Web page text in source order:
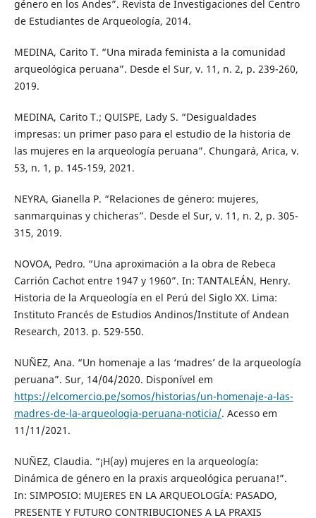
género en los Andes”. Revista de Investigaciones del Centro
de Estudiantes de Arqueología, 2014.
MEDINA, Carito T. “Una mirada feminista a la comunidad
arqueológica peruana”. Desde el Sur, v. 11, n. 2, p. 239-260,
2019.
MEDINA, Carito T.; QUISPE, Lady S. “Desigualdades
impresas: un primer paso para el estudio de la historia de
las mujeres en la arqueología peruana”. Chungará, Arica, v.
53, n. 1, p. 145-159, 2021.
NEYRA, Gianella P. “Relaciones de género: mujeres,
sanmarquinas y chicheras”. Desde el Sur, v. 11, n. 2, p. 305-
315, 2019.
NOVOA, Pedro. “Una aproximación a la obra de Rebeca
Carrión Cachot entre 1947 y 1960”. In: TANTALEÁN, Henry.
Historia de la Arqueología en el Perú del Siglo XX. Lima:
Instituto Francés de Estudios Andinos/Institute of Andean
Research, 2013. p. 529-550.
NUÑEZ, Ana. “Un homenaje a las ‘madres’ de la arqueología
peruana”. Sur, 14/04/2020. Disponível em
https://elcomercio.pe/somos/historias/un-homenaje-a-las-
madres-de-la-arqueologia-peruana-noticia/. Acesso em
11/11/2021.
NUÑEZ, Claudia. “¡H(ay) mujeres en la arqueología:
Dinámica de género en la praxis arqueológica peruana!”.
In: SIMPOSIO: MUJERES EN LA ARQUEOLOGÍA: PASADO,
PRESENTE Y FUTURO CONTRIBUCIONES A LA PRAXIS